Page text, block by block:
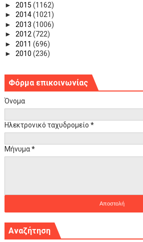
► 2015 (1162)
► 2014(1021)
► 2013 (1006)
► 2012(722)
► 2011 (696)
► 2010 (236)
Φόρμα επικοινωνίας
Όνομα
Ηλεκτρονικό ταχυδρομείο *
Μήνυμα*
Αναζήτηση